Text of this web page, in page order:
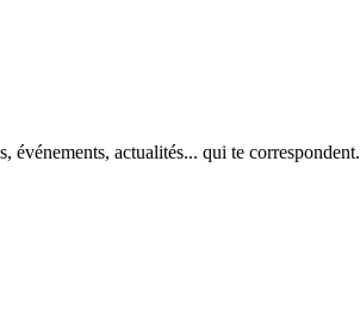
événements, actualités... qui te correspondent.